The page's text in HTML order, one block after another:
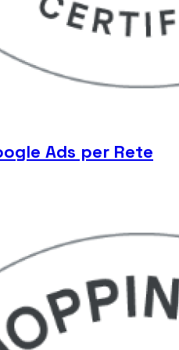
Ads per Rete